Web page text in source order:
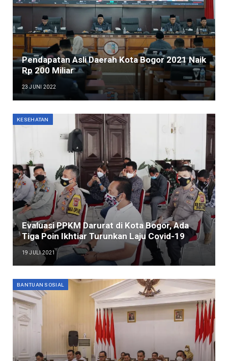
Pendapatan Asli Daerah Kota Bogor 2021 Naik
Rp 200 Miliar
23 JUNI 2022
KESEHATAN
Evaluasi PPKM Darurat di Kota Bogor, Ada
Tiga Poin Ikhtiar Turunkan Laju Covid-19
19 JULI 2021
BANTUAN SOSIAL